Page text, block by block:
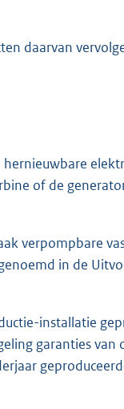
daarvan
hernieuwbare
of de
verpompbare
in de
installatie
garanties van